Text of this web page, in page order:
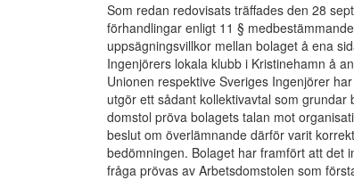
Som redan redovisats träffades den 28
förhandlingar enligt 11 §
uppsägningsvillkor mellan bolaget å ena
Ingenjörers lokala klubb i Kristinehamn å
Unionen respektive Sveriges Ingenjörer
utgör ett sådant kollektivavtal som
domstol pröva bolagets talan mot
beslut om överlämnande därför varit
bedömningen. Bolaget har framfört att det
fråga prövas av Arbetsdomstolen som